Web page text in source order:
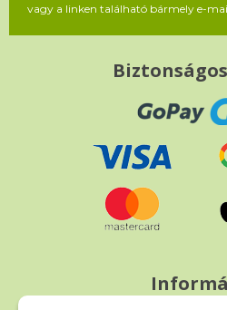
vagy a linken található bármely e-